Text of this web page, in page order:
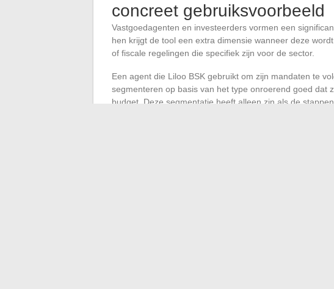
concreet gebruiksvoorbeeld
Vastgoedagenten en investeerders vormen een
hen krijgt de tool een extra dimensie wanneer deze
of fiscale regelingen die specifiek zijn voor de sector.
Een agent die Liloo BSK gebruikt om zijn mandaten te
segmenteren op basis van het type onroerend goed dat
budget. Deze segmentatie heeft alleen zin als de